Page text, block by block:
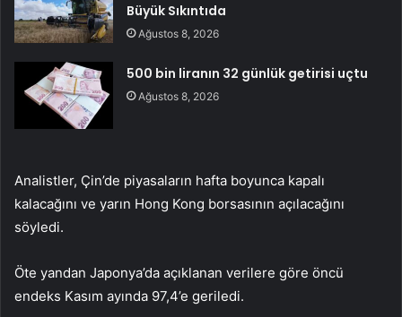
Büyük Sıkıntıda
Ağustos 8, 2026
500 bin liranın 32 günlük getirisi uçtu
Ağustos 8, 2026
Analistler, Çin’de piyasaların hafta boyunca kapalı
kalacağını ve yarın Hong Kong borsasının açılacağını
söyledi.
Öte yandan Japonya’da açıklanan verilere göre öncü
endeks Kasım ayında 97,4’e geriledi.